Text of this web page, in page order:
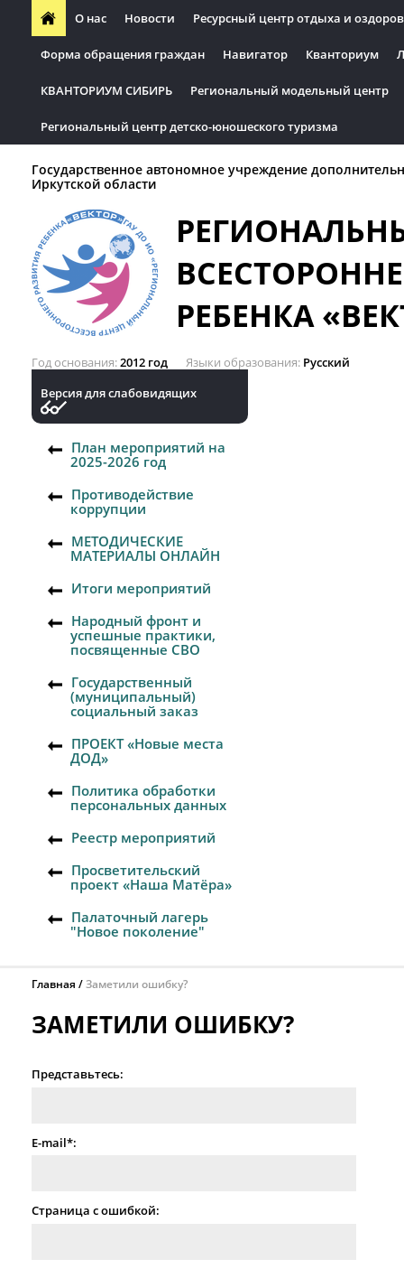
О нас Новости Ресурсный центр отдыха и
Форма обращения граждан Навигатор Кванториум
КВАНТОРИУМ СИБИРЬ Региональный модельный центр
Региональный центр детско-юношеского туризма
Государственное автономное учреждение
Иркутской области
РЕБЕНКА
Год основания 2012 год Языки образования Русский
Версия для слабовидящих
План мероприятий на
2025-2026 год
Противодействие
коррупции
МЕТОДИЧЕСКИЕ
МАТЕРИАЛЫ ОНЛАЙН
Итоги мероприятий
Народный фронт и
успешные практики,
посвященные СВО
Государственный
(муниципальный)
социальный заказ
ПРОЕКТ «Новые места
ДОД»
Политика обработки
персональных данных
Реестр мероприятий
Просветительский
проект «Наша Матёра»
Палаточный лагерь
"Новое поколение"
Главная Заметили ошибку?
ЗАМЕТИЛИ ОШИБКУ?
Представьтесь:
E-mail*:
Страница с ошибкой: